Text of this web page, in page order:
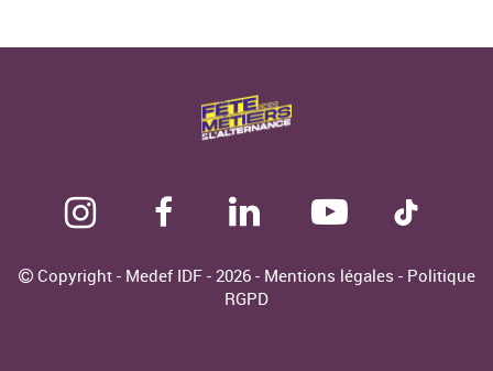
Copyright - Medef IDF - 2026 - Mentions légales - Politique
RGPD